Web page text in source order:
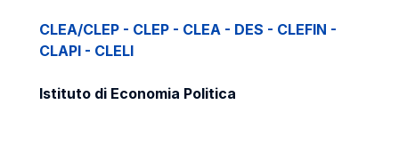
CLEA/CLEP - CLEP - CLEA - DES - CLEFIN -
CLAPI - CLELI
Istituto di Economia Politica